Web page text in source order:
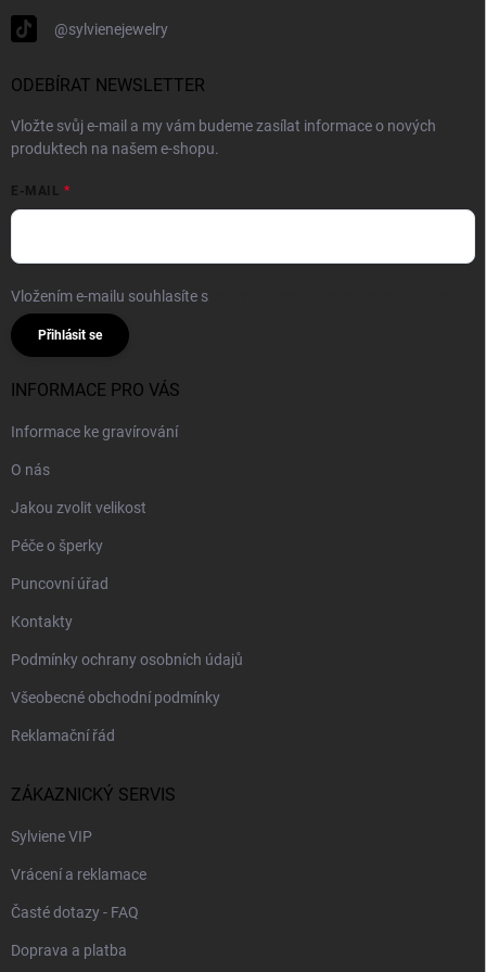
@sylvienejewelry
ODEBÍRAT NEWSLETTER
Vložte svůj e-mail a my vám budeme zasílat informace o nových
produktech na našem e-shopu.
E-MAIL
Vložením e-mailu souhlasíte s
Přihlásit se
INFORMACE PRO VÁS
Informace ke gravírování
O nás
Jakou zvolit velikost
Péče o šperky
Puncovní úřad
Kontakty
Podmínky ochrany osobních údajů
Všeobecné obchodní podmínky
Reklamační řád
ZÁKAZNICKÝ SERVIS
Sylviene VIP
Vrácení a reklamace
Časté dotazy - FAQ
Doprava a platba